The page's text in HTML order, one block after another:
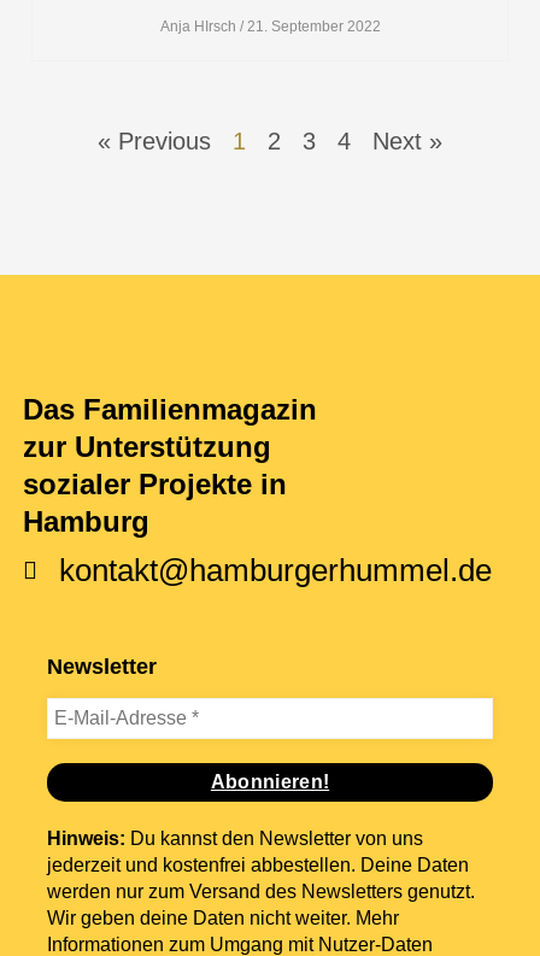
Anja HIrsch 21. September 2022
« Previous 1 2 3 4 Next »
Das Familienmagazin
zur Unterstützung
sozialer Projekte in
Hamburg
kontakt@hamburgerhummel.de
Newsletter
Hinweis: Du kannst den Newsletter von uns
jederzeit und kostenfrei abbestellen. Deine Daten
werden nur zum Versand des Newsletters genutzt.
Wir geben deine Daten nicht weiter. Mehr
Informationen zum Umgang mit Nutzer-Daten